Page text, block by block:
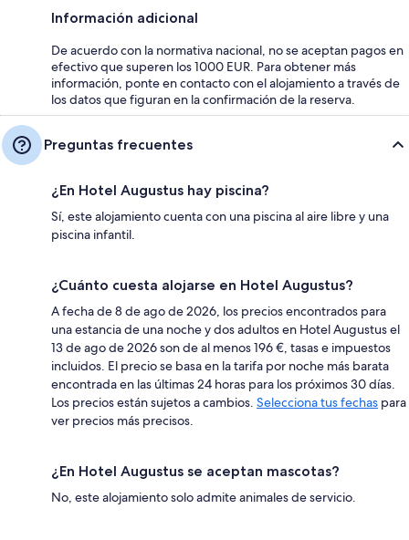
Información adicional
De acuerdo con la normativa nacional, no se aceptan pagos en
efectivo que superen los 1000 EUR. Para obtener más
información, ponte en contacto con el alojamiento a través de
los datos que figuran en la confirmación de la reserva.
Preguntas frecuentes
¿En Hotel Augustus hay piscina?
Sí, este alojamiento cuenta con una piscina al aire libre y una
piscina infantil.
¿Cuánto cuesta alojarse en Hotel Augustus?
A fecha de 8 de ago de 2026, los precios encontrados para
una estancia de una noche y dos adultos en Hotel Augustus el
13 de ago de 2026 son de al menos 196 €, tasas e impuestos
incluidos. El precio se basa en la tarifa por noche más barata
encontrada en las últimas 24 horas para los próximos 30 días.
Los precios están sujetos a cambios. Selecciona tus fechas para
ver precios más precisos.
¿En Hotel Augustus se aceptan mascotas?
No, este alojamiento solo admite animales de servicio.